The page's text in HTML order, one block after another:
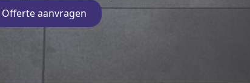
Offerte aanvragen